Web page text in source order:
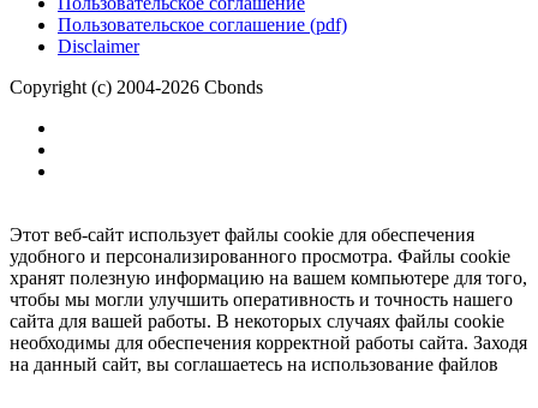
Пользовательское соглашение (pdf)
Disclaimer
Copyright (c) 2004-2026 Cbonds
Этот веб-сайт использует файлы cookie для обеспечения
удобного и персонализированного просмотра. Файлы cookie
хранят полезную информацию на вашем компьютере для того,
чтобы мы могли улучшить оперативность и точность нашего
сайта для вашей работы. В некоторых случаях файлы cookie
необходимы для обеспечения корректной работы сайта. Заходя
на данный сайт, вы соглашаетесь на использование файлов